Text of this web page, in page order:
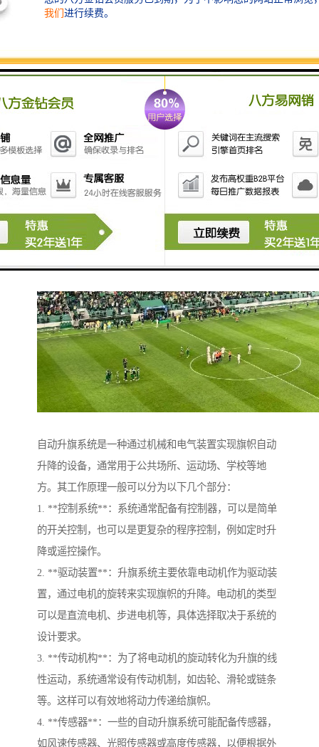
自动升旗系统是一种通过机械和电气装置实现旗帜自动
升降的设备，通常用于公共场所、运动场、学校等地
方。其工作原理一般可以分为以下几个部分：
1. **控制系统**：系统通常配备有控制器，可以是简单
的开关控制，也可以是更复杂的程序控制，例如定时升
降或遥控操作。
2. **驱动装置**：升旗系统主要依靠电动机作为驱动装
置，通过电机的旋转来实现旗帜的升降。电动机的类型
可以是直流电机、步进电机等，具体选择取决于系统的
设计要求。
3. **传动机构**：为了将电动机的旋动转化为升旗的线
性运动，系统通常设有传动机制，如齿轮、滑轮或链条
等。这样可以有效地将动力传递给旗帜。
4. **传感器**：一些的自动升旗系统可能配备传感器，
如风速传感器、光照传感器或高度传感器，以便根据外